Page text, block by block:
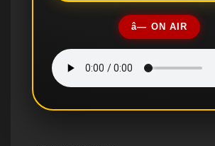
â— ON AIR